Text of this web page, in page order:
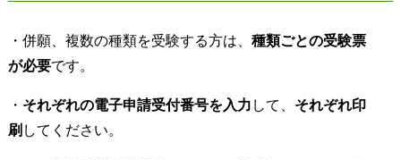
・併願、複数の種類を受験する方は、 種類ごとの受験票
が必要です。
・ それぞれの電子申請受付番号を入力 して、 それぞれ印
刷 してください。